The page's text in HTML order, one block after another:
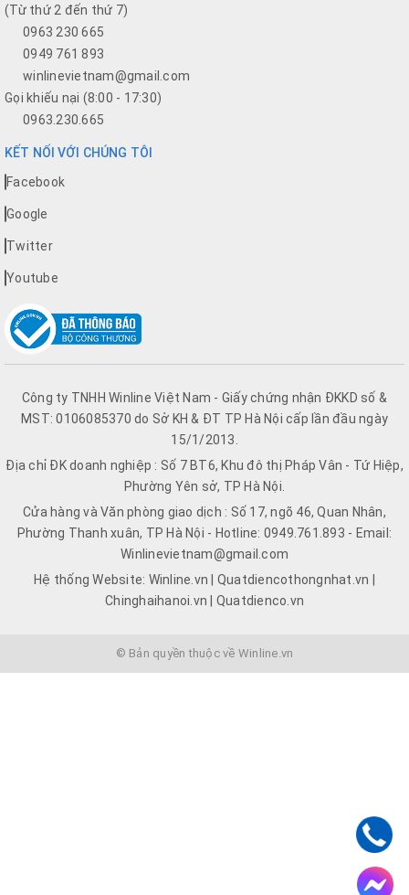
(Từ thứ 2 đến thứ 7)
0963 230 665
0949 761 893
winlinevietnam@gmail.com
Gọi khiếu nại (8:00 - 17:30)
0963.230.665
KẾT NỐI VỚI CHÚNG TÔI
Facebook
Google
Twitter
Youtube
Công ty TNHH Winline Việt Nam - Giấy chứng nhận ĐKKD số &
MST: 0106085370 do Sở KH & ĐT TP Hà Nội cấp lần đầu ngày
15/1/2013.
Địa chỉ ĐK doanh nghiệp : Số 7 BT6, Khu đô thị Pháp Vân - Tứ Hiệp,
Phường Yên sở, TP Hà Nội.
Cửa hàng và Văn phòng giao dịch : Số 17, ngõ 46, Quan Nhân,
Phường Thanh xuân, TP Hà Nội - Hotline: 0949.761.893 - Email:
Winlinevietnam@gmail.com
Hệ thống Website: Winline.vn | Quatdiencothongnhat.vn |
Chinghaihanoi.vn | Quatdienco.vn
© Bản quyền thuộc về Winline.vn